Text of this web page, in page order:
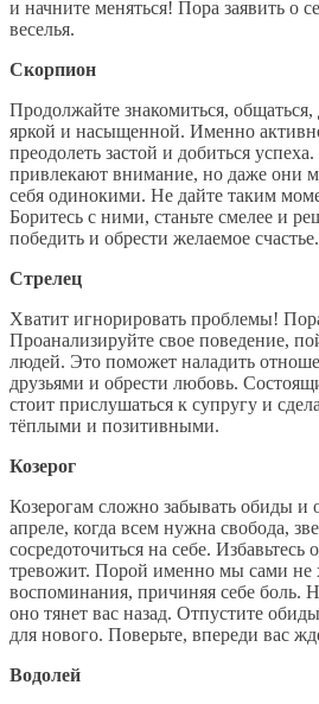
и начните меняться! Пора заявить о
веселья.
Скорпион
Продолжайте знакомиться,
яркой и насыщенной. Именно
преодолеть застой и добиться
привлекают внимание, но даже они
себя одинокими. Не дайте таким
Боритесь с ними, станьте смелее и
победить и обрести желаемое счастье.
Стрелец
Хватит игнорировать проблемы!
Проанализируйте свое поведение,
людей. Это поможет наладить
друзьями и обрести любовь.
стоит прислушаться к супругу и
тёплыми и позитивными.
Козерог
Козерогам сложно забывать обиды и
апреле, когда всем нужна свобода,
сосредоточиться на себе. Избавьтесь
тревожит. Порой именно мы сами не
воспоминания, причиняя себе боль.
оно тянет вас назад. Отпустите
для нового. Поверьте, впереди вас
Водолей